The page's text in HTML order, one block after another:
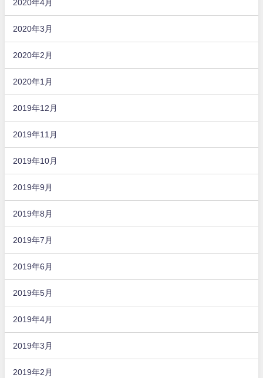
2020年4月
2020年3月
2020年2月
2020年1月
2019年12月
2019年11月
2019年10月
2019年9月
2019年8月
2019年7月
2019年6月
2019年5月
2019年4月
2019年3月
2019年2月